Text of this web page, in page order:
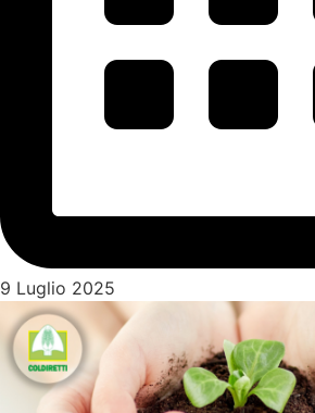
9 Luglio 2025